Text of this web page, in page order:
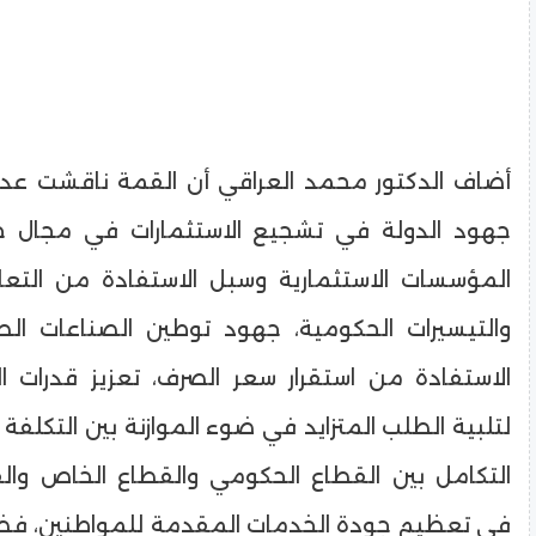
أضاف الدكتور محمد العراقي أن القمة ناقشت
جهود الدولة في تشجيع الاستثمارات في مجال
المؤسسات الاستثمارية وسبل الاستفادة من
والتيسيرات الحكومية، جهود توطين الصناعات
الاستفادة من استقرار سعر الصرف، تعزيز قدرات
لتلبية الطلب المتزايد في ضوء الموازنة بين
التكامل بين القطاع الحكومي والقطاع الخاص
في تعظيم جودة الخدمات المقدمة للمواطنين،